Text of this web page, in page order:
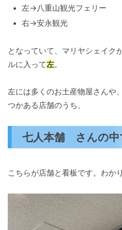
左→八重山観光フェリー
右→安永観光
となっていて、マリヤシェイク
ルに入って左。
左には多くのお土産物屋さんや
つかある店舗のうち、
七人本舗 さんの中
こちらが店舗と看板です。わか